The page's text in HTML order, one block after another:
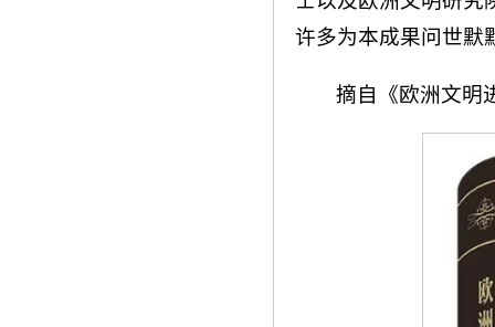
许多为本成果问世默
摘自《欧洲文明